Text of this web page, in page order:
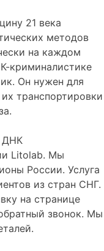
21 века
методов
на каждом
криминалистике
Он нужен для
транспортировки
ДНК
Litolab. Мы
России. Услуга
из стран СНГ.
на странице
звонок. Мы